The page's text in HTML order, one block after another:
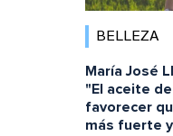
BELLEZA
María José
"El aceite
favorecer
más fuerte